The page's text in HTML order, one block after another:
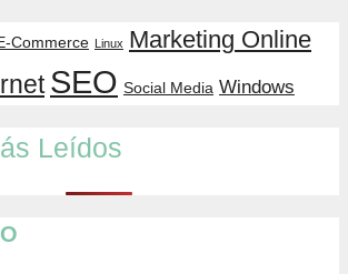
Commerce Linux Marketing Online
SEO Social Media Windows
Leídos